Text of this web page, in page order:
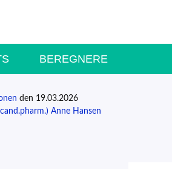
BEREGNERE
den 19.03.2026
Anne Hansen